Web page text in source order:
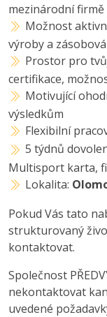
mezinárodní firmě
Možnost
výroby a
Prostor pro
certifikace,
Motivující
výsledkům
Flexibilní
5 týdnů
Multisport karta,
Lokalita:
Pokud Vás tato
strukturovaný
kontaktovat.
Společnost
nekontaktovat
uvedené